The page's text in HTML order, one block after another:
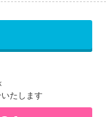
たします